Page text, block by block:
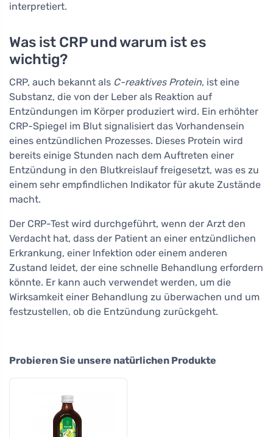
interpretiert.
Was ist CRP und warum ist es
wichtig?
CRP, auch bekannt als C-reaktives Protein, ist eine
Substanz, die von der Leber als Reaktion auf
Entzündungen im Körper produziert wird. Ein erhöhter
CRP-Spiegel im Blut signalisiert das Vorhandensein
eines entzündlichen Prozesses. Dieses Protein wird
bereits einige Stunden nach dem Auftreten einer
Entzündung in den Blutkreislauf freigesetzt, was es zu
einem sehr empfindlichen Indikator für akute Zustände
macht.
Der CRP-Test wird durchgeführt, wenn der Arzt den
Verdacht hat, dass der Patient an einer entzündlichen
Erkrankung, einer Infektion oder einem anderen
Zustand leidet, der eine schnelle Behandlung erfordern
könnte. Er kann auch verwendet werden, um die
Wirksamkeit einer Behandlung zu überwachen und um
festzustellen, ob die Entzündung zurückgeht.
Probieren Sie unsere natürlichen Produkte